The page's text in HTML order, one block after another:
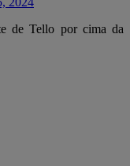
de Tello por cima da